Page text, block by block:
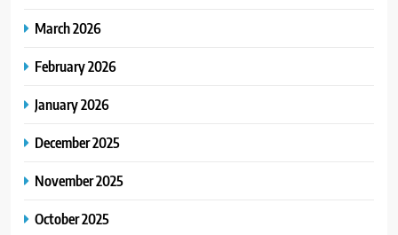
March 2026
February 2026
January 2026
December 2025
November 2025
October 2025